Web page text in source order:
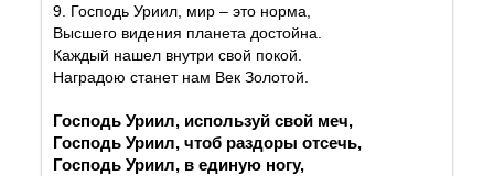
9. Господь Уриил, мир – это норма,
Высшего видения планета достойна.
Каждый нашел внутри свой покой.
Наградою станет нам Век Золотой.
Господь Уриил, используй свой меч,
Господь Уриил, чтоб раздоры отсечь,
Господь Уриил, в единую ногу,